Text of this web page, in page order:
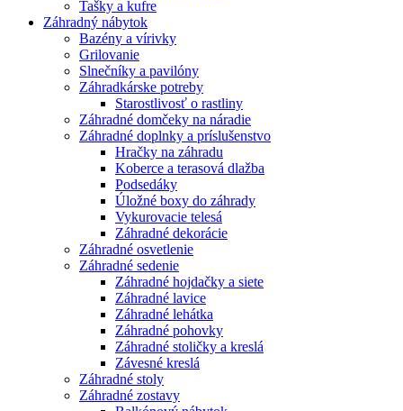
Tašky a kufre
Záhradný nábytok
Bazény a vírivky
Grilovanie
Slnečníky a pavilóny
Záhradkárske potreby
Starostlivosť o rastliny
Záhradné domčeky na náradie
Záhradné doplnky a príslušenstvo
Hračky na záhradu
Koberce a terasová dlažba
Podsedáky
Úložné boxy do záhrady
Vykurovacie telesá
Záhradné dekorácie
Záhradné osvetlenie
Záhradné sedenie
Záhradné hojdačky a siete
Záhradné lavice
Záhradné lehátka
Záhradné pohovky
Záhradné stoličky a kreslá
Závesné kreslá
Záhradné stoly
Záhradné zostavy